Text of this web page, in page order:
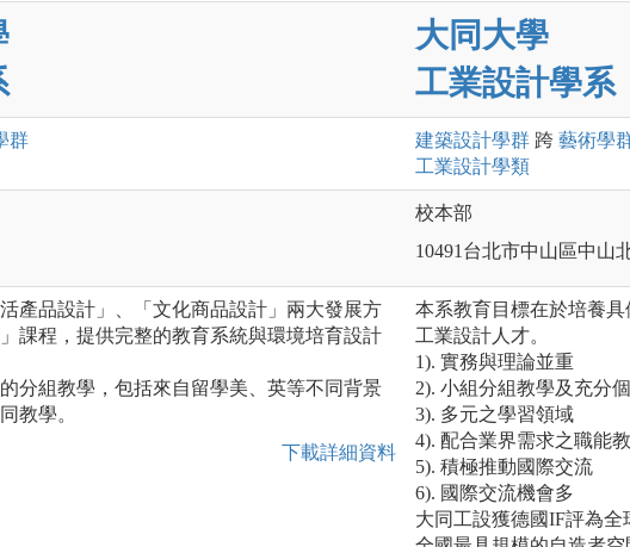
大同大學
工業設計學系
群
建築設計學群 跨 藝術學
工業設計學類
校本部
10491台北市中山區中山
產品設計」、「文化商品設計」兩大發展方
課程，提供完整的教育系統與環境培育設計
分組教學，包括來自留學美、英等不同背景
教學。
下載詳細資料
本系教育目標在於培養
工業設計人才。
1). 實務與理論並重
2). 小組分組教學及充分
3). 多元之學習領域
4). 配合業界需求之職能
5). 積極推動國際交流
6). 國際交流機會多
大同工設獲德國IF評為